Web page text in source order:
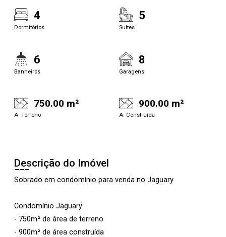
4
Dormitórios
5
Suítes
6
Banheiros
8
Garagens
750.00 m²
A. Terreno
900.00 m²
A. Construída
Descrição do Imóvel
Sobrado em condomínio para venda no Jaguary
Condomínio Jaguary
- 750m² de área de terreno
- 900m² de área construída